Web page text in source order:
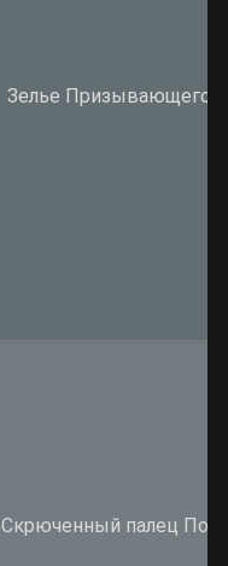
Зелье Призывающего
Скрюченный палец